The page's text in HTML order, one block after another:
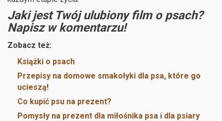
Jaki jest Twój ulubiony film o psach?
Napisz w komentarzu!
Zobacz też:
Książki o psach
Przepisy na domowe smakołyki dla psa, które go
ucieszą!
Co kupić psu na prezent?
Pomysły na prezent dla miłośnika psa i dla psiary